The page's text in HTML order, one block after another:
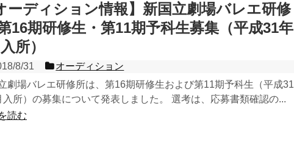
ーディション情報】新国立劇場バレエ研修
16期研修生・第11期予科生募集（平成31年
所）
8/31
オーディション
劇場バレエ研修所は、第16期研修生および第11期予科生（平成31
入所）の募集について発表しました。 選考は、応募書類確認の...
読む